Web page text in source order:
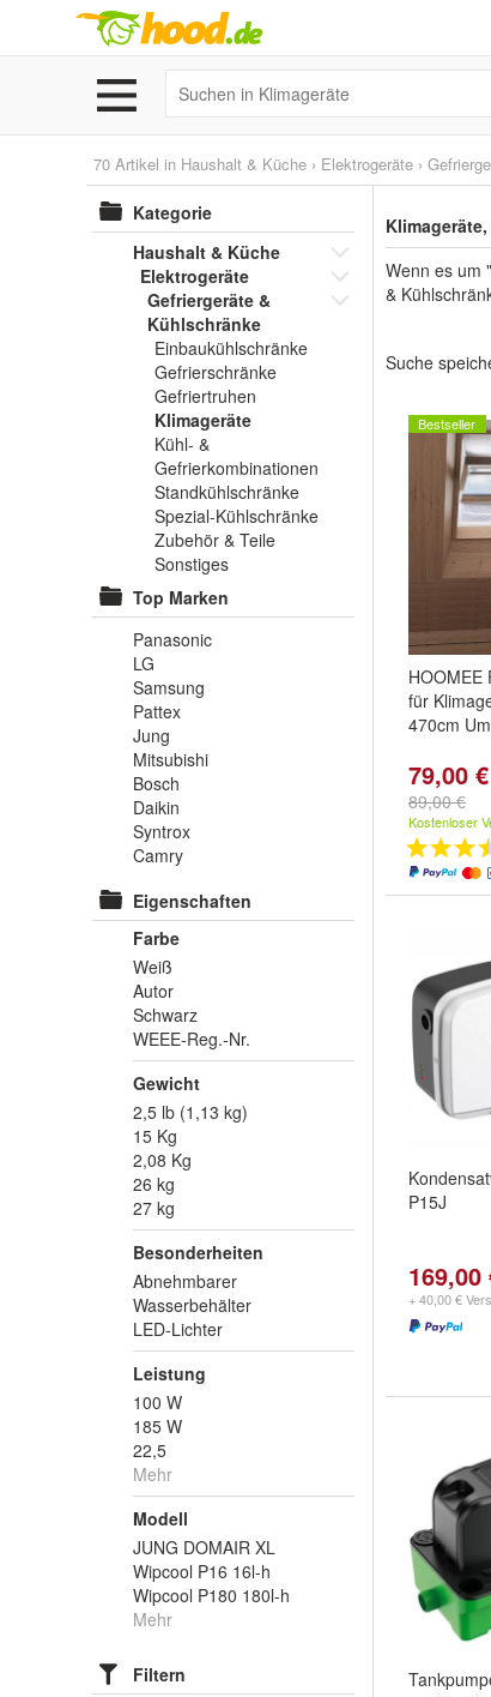
70 Artikel in Haushalt & Küche › Elektrogeräte ›
Kategorie
Haushalt & Küche
Elektrogeräte
Gefriergeräte &
Kühlschränke
Einbaukühlschränke
Gefrierschränke
Gefriertruhen
Klimageräte
Kühl- &
Gefrierkombinationen
Standkühlschränke
Spezial-Kühlschränke
Zubehör & Teile
Sonstiges
Top Marken
Panasonic
LG
Samsung
Pattex
Jung
Mitsubishi
Bosch
Daikin
Syntrox
Camry
Eigenschaften
Farbe
Weiß
Autor
Schwarz
WEEE-Reg.-Nr.
Gewicht
2,5 lb (1,13 kg)
15 Kg
2,08 Kg
26 kg
27 kg
Besonderheiten
Abnehmbarer
Wasserbehälter
LED-Lichter
Leistung
100 W
185 W
22,5
Mehr
Modell
JUNG DOMAIR XL
Wipcool P16 16l-h
Wipcool P180 180l-h
Mehr
Filtern
Wenn es um
&
Suche
Bestseller
HOOMEE
für
470cm
79,00 €
89,00 €
Kostenloser
P15J
169,00
+ 40,00 €